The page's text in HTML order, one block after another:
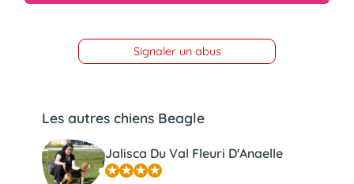
Signaler un abus
Les autres chiens Beagle
Jalisca Du Val Fleuri D'Anaelle